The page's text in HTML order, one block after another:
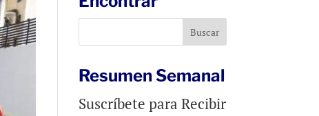
Resumen Semanal
Suscríbete para Recibir